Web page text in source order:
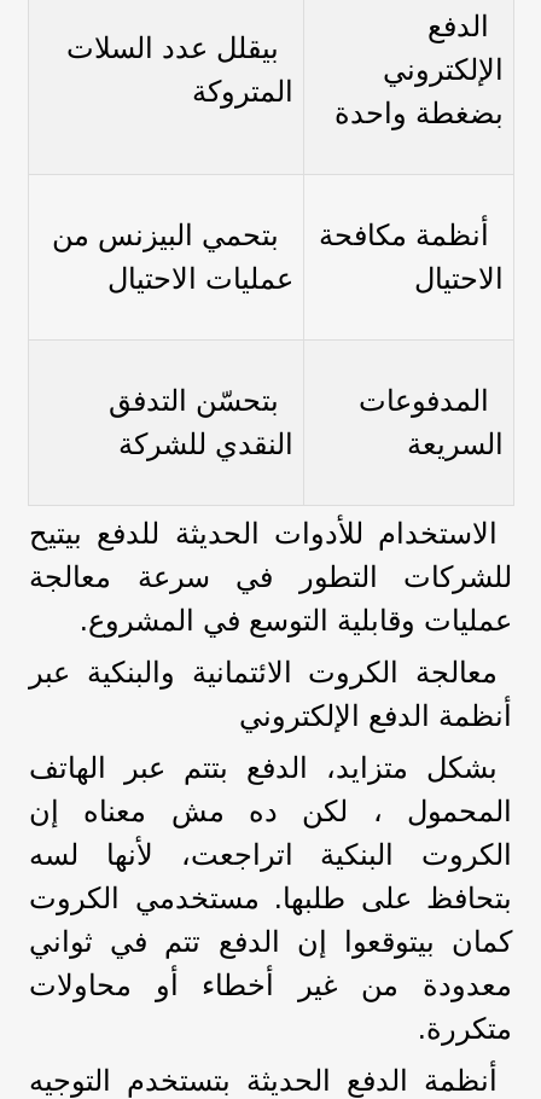
الدفع
الإلكتروني
بضغطة واحدة
بيقلل عدد السلات
المتروكة
أنظمة مكافحة
الاحتيال
بتحمي البيزنس من
عمليات الاحتيال
المدفوعات
السريعة
بتحسّن التدفق
النقدي للشركة
الاستخدام للأدوات الحديثة للدفع بيتيح
للشركات التطور في سرعة معالجة
عمليات وقابلية التوسع في المشروع.
معالجة الكروت الائتمانية والبنكية عبر
أنظمة الدفع الإلكتروني
بشكل متزايد، الدفع بتتم عبر الهاتف
المحمول ، لكن ده مش معناه إن
الكروت البنكية اتراجعت، لأنها لسه
بتحافظ على طلبها. مستخدمي الكروت
كمان بيتوقعوا إن الدفع تتم في ثواني
معدودة من غير أخطاء أو محاولات
متكررة.
أنظمة الدفع الحديثة بتستخدم التوجيه